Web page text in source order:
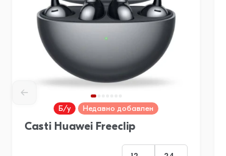
Б/у Недавно добавлен
Casti Huawei Freeclip